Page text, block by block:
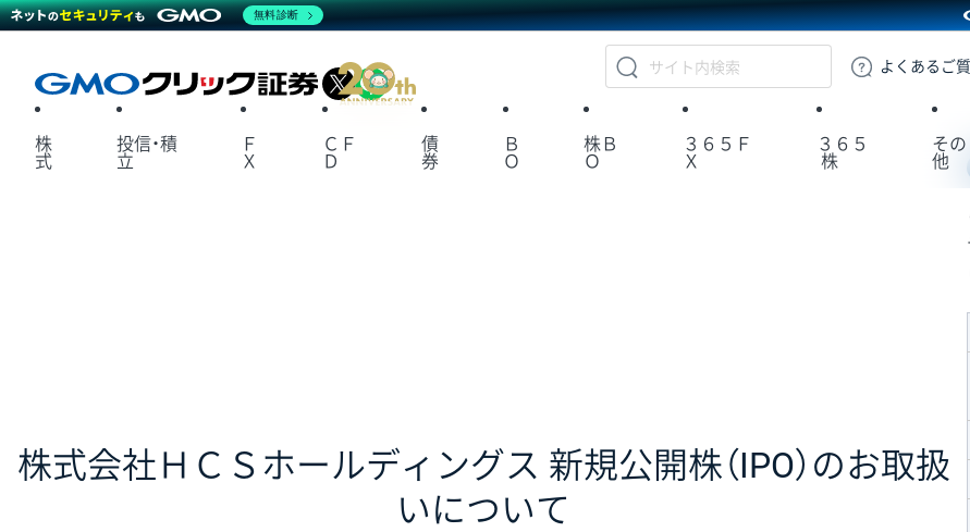
GMOクリック証券
よくある ご
X
株
式
投信・積
立
Ｆ
Ｘ
ＣＦ
Ｄ
債
券
Ｂ
Ｏ
株Ｂ
Ｏ
３６５Ｆ
Ｘ
３６５
株
その
他
株式会社ＨＣＳホールディングス 新規公開株（IPO）のお取扱
いについて
無料診断